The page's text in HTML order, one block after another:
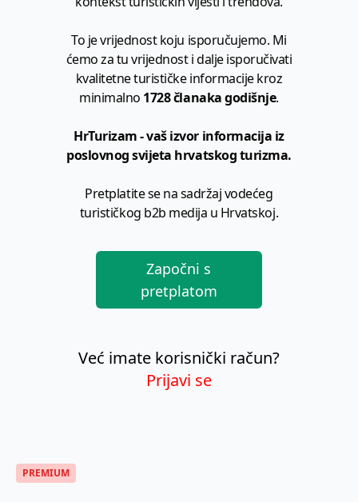
To je vrijednost koju isporučujemo. Mi
ćemo za tu vrijednost i dalje isporučivati
kvalitetne turističke informacije kroz
minimalno 1728 članaka godišnje.
HrTurizam - vaš izvor informacija iz
poslovnog svijeta hrvatskog turizma.
Pretplatite se na sadržaj vodećeg
turističkog b2b medija u Hrvatskoj.
Započni s
pretplatom
Već imate korisnički račun?
Prijavi se
PREMIUM